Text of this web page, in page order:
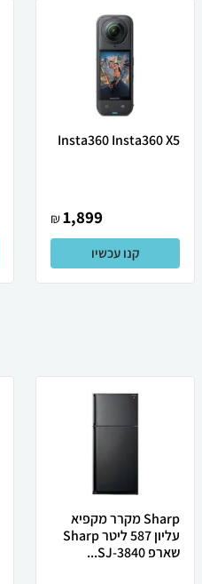
Insta360 Insta360 X5
1,899
₪
קנו עכשיו
Sharp מקרר מקפיא
עליון 587 ליטר Sharp
שארפ SJ-3840...